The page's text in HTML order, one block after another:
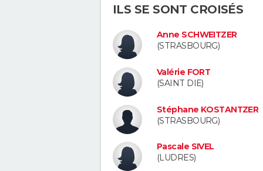
ILS SE SONT CROISÉS
Anne SCHWEITZER
(STRASBOURG)
Valérie FORT
(SAINT DIE)
Stéphane KOSTANTZER
(STRASBOURG)
Pascale SIVEL
(LUDRES)